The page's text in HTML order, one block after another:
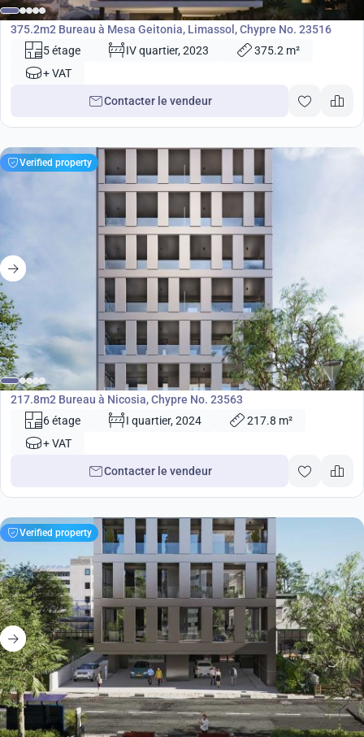
Bureau
375.2m2 Bureau à Mesa Geitonia, Limassol, Chypre No. 23516
5 étage
IV quartier, 2023
375.2 m²
+ VAT
Contacter le vendeur
Verified property
€932 000
Bureau
217.8m2 Bureau à Nicosia, Chypre No. 23563
6 étage
I quartier, 2024
217.8 m²
+ VAT
Contacter le vendeur
Verified property
949 000